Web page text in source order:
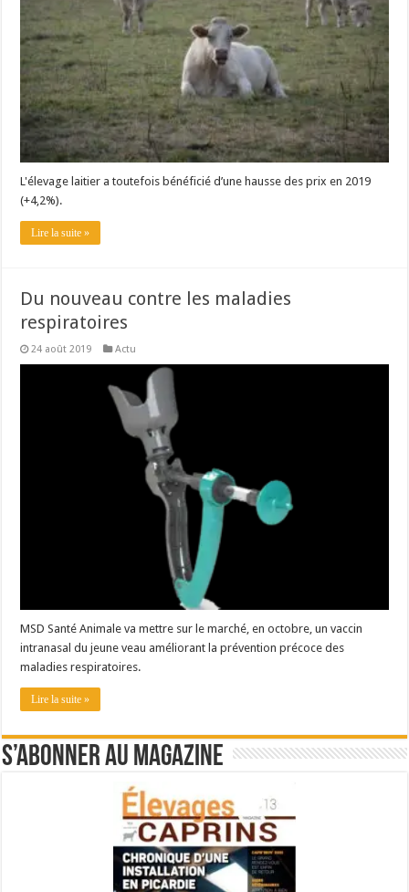
L'élevage laitier a toutefois bénéficié d’une hausse des prix en 2019
(+4,2%).
Lire la suite »
Du nouveau contre les maladies
respiratoires
24 août 2019 Actu
MSD Santé Animale va mettre sur le marché, en octobre, un vaccin
intranasal du jeune veau améliorant la prévention précoce des
maladies respiratoires.
Lire la suite »
S’abonner au magazine